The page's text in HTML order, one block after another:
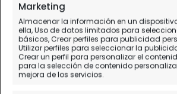
Marketing
Almacenar la información en un
ella, Uso de datos limitados para
básicos, Crear perfiles para publicidad
Utilizar perfiles para seleccionar la
Crear un perfil para personalizar el
para la selección de contenido
mejora de los servicios.